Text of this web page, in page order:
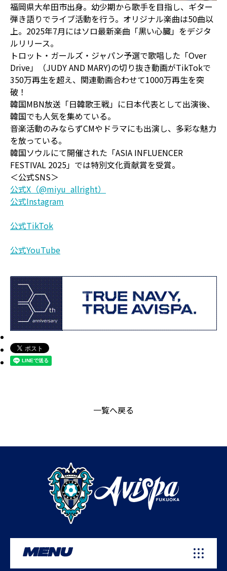
福岡県大牟田市出身。幼少期から歌手を目指し、ギター
弾き語りでライブ活動を行う。オリジナル楽曲は50曲以
上。2025年7月にはソロ最新楽曲「黒い心臓」をデジタ
ルリリース。
トロット・ガールズ・ジャパン予選で歌唱した「Over
Drive」（JUDY AND MARY)の切り抜き動画がTikTokで
350万再生を超え、関連動画合わせて1000万再生を突
破！
韓国MBN放送「日韓歌王戦」に日本代表として出演後、
韓国でも人気を集めている。
音楽活動のみならずCMやドラマにも出演し、多彩な魅力
を放っている。
韓国ソウルにて開催された「ASIA INFLUENCER
FESTIVAL 2025」では特別文化貢献賞を受賞。
＜公式SNS＞
公式X（@miyu_allright）
公式Instagram
公式TikTok
公式YouTube
一覧へ戻る
MENU